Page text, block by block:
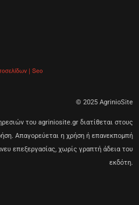
© 2025 AgrinioSite
του agriniosite.gr διατίθεται στους
Απαγορεύεται η χρήση ή επανεκπομπή
επεξεργασίας, χωρίς γραπτή άδεια του
εκδότη.